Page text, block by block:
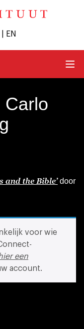
EN
Carlo
and the Bible’door
voor wie
een
account.